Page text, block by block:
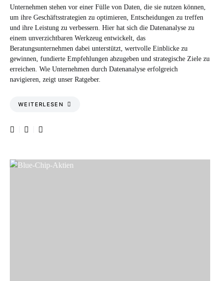
Unternehmen stehen vor einer Fülle von Daten, die sie nutzen können,
um ihre Geschäftsstrategien zu optimieren, Entscheidungen zu treffen
und ihre Leistung zu verbessern. Hier hat sich die Datenanalyse zu
einem unverzichtbaren Werkzeug entwickelt, das
Beratungsunternehmen dabei unterstützt, wertvolle Einblicke zu
gewinnen, fundierte Empfehlungen abzugeben und strategische Ziele zu
erreichen. Wie Unternehmen durch Datenanalyse erfolgreich
navigieren, zeigt unser Ratgeber.
WEITERLESEN